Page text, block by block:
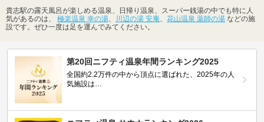
貴志駅の露天風呂が楽しめる温泉、日帰り温泉、スーパー銭湯の中でも特に人
気があるのは、 極楽温泉 幸の湯、 川辺の湯 安庵、 花山温泉 薬師の湯 などの施
設です。ぜひ一度は足を運んでみてください。
第20回ニフティ温泉年間ランキング2025
全国約2.2万件の中から頂点に選ばれた、2025年の人
気施設は…